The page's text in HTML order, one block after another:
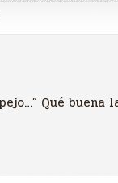
Qué buena